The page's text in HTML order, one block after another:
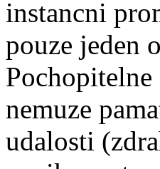
instancni
pouze jeden
nemuze
udalosti